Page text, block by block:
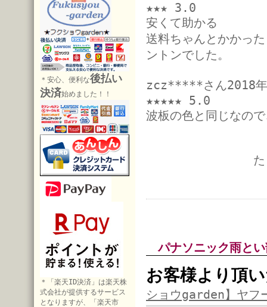
＊安心、便利な後払い
決済始めました！！
＊「楽天ID決済」は楽天株
式会社が提供するサービス
となりますが、「楽天市
★★★ 3.0
安くて助かる
送料ちゃんとかかっ
ントンでした。
zcz*****さん2018年
★★★★★ 5.0
波板の色と同じなの
パナソニック雨と
お客様より頂
ショウgarden】ヤフ